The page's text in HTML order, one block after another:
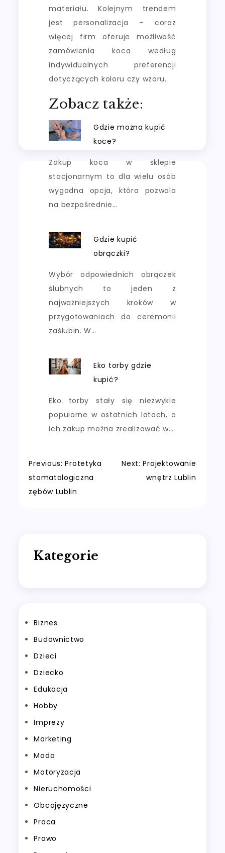
materiału. Kolejnym trendem
jest personalizacja – coraz
więcej firm oferuje możliwość
zamówienia koca według
indywidualnych preferencji
dotyczących koloru czy wzoru.
Zobacz także:
Gdzie można kupić
koce?
Zakup koca w sklepie
stacjonarnym to dla wielu osób
wygodna opcja, która pozwala
na bezpośrednie…
Gdzie kupić
obrączki?
Wybór odpowiednich obrączek
ślubnych to jeden z
najważniejszych kroków w
przygotowaniach do ceremonii
zaślubin. W…
Eko torby gdzie
kupić?
Eko torby stały się niezwykle
popularne w ostatnich latach, a
ich zakup można zrealizować w…
Nawigacja
wpisu
Previous: Protetyka
stomatologiczna
zębów Lublin
Next: Projektowanie
wnętrz Lublin
Kategorie
Biznes
Budownictwo
Dzieci
Dziecko
Edukacja
Hobby
Imprezy
Marketing
Moda
Motoryzacja
Nieruchomości
Obcojęzyczne
Praca
Prawo